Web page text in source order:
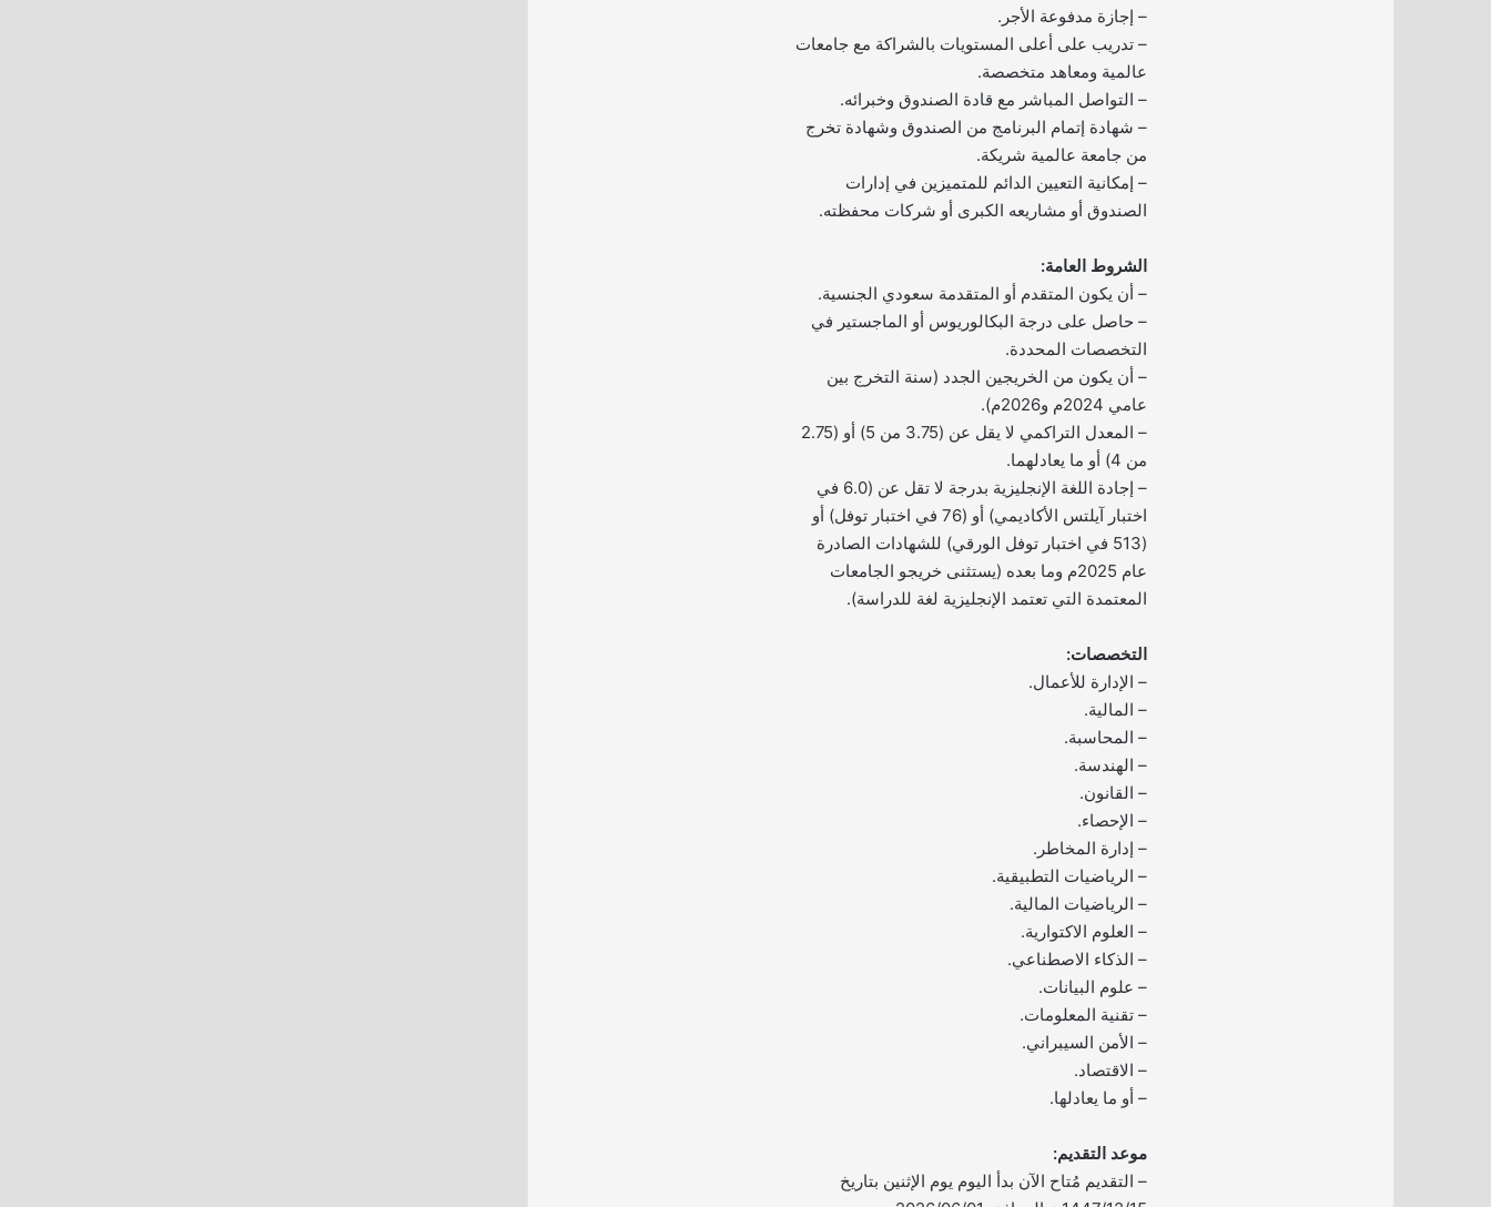
– إجازة مدفوعة الأجر.
– تدريب على أعلى المستويات بالشراكة مع جامعات
عالمية ومعاهد متخصصة.
– التواصل المباشر مع قادة الصندوق وخبرائه.
– شهادة إتمام البرنامج من الصندوق وشهادة تخرج
من جامعة عالمية شريكة.
– إمكانية التعيين الدائم للمتميزين في إدارات
الصندوق أو مشاريعه الكبرى أو شركات محفظته.
الشروط العامة:
– أن يكون المتقدم أو المتقدمة سعودي الجنسية.
– حاصل على درجة البكالوريوس أو الماجستير في
التخصصات المحددة.
– أن يكون من الخريجين الجدد (سنة التخرج بين
عامي 2024م و2026م).
– المعدل التراكمي لا يقل عن (3.75 من 5) أو (2.75
من 4) أو ما يعادلهما.
– إجادة اللغة الإنجليزية بدرجة لا تقل عن (6.0 في
اختبار آيلتس الأكاديمي) أو (76 في اختبار توفل) أو
(513 في اختبار توفل الورقي) للشهادات الصادرة
عام 2025م وما بعده (يستثنى خريجو الجامعات
المعتمدة التي تعتمد الإنجليزية لغة للدراسة).
التخصصات:
– الإدارة للأعمال.
– المالية.
– المحاسبة.
– الهندسة.
– القانون.
– الإحصاء.
– إدارة المخاطر.
– الرياضيات التطبيقية.
– الرياضيات المالية.
– العلوم الاكتوارية.
– الذكاء الاصطناعي.
– علوم البيانات.
– تقنية المعلومات.
– الأمن السيبراني.
– الاقتصاد.
– أو ما يعادلها.
موعد التقديم:
– التقديم مُتاح الآن بدأ اليوم يوم الإثنين بتاريخ